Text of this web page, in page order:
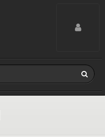
Toggle